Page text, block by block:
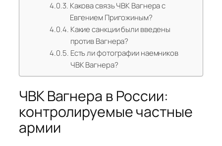
Какова связь ЧВК Вагнера с
Евгением Пригожиным?
Какие санкции были введены
против Вагнера?
Есть ли фотографии наемников
ЧВК Вагнера?
ЧВК Вагнера в России:
контролируемые частные
армии